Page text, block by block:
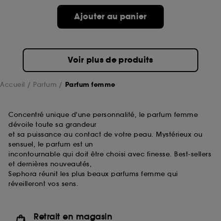
Ajouter au panier
Voir plus de produits
Accueil Parfum Parfum femme
Concentré unique d'une personnalité, le parfum femme
dévoile toute sa grandeur
et sa puissance au contact de votre peau. Mystérieux ou
sensuel, le parfum est un
incontournable qui doit être choisi avec finesse. Best-sellers
et dernières nouveautés,
Sephora réunit les plus beaux parfums femme qui
réveilleront vos sens.
Retrait en magasin
de ces cookies grâce au bouton "personnaliser mes
choix" ci-dessous ou décider de "tout accepter".
Sephora pourra associer les informations de
collectées ou générées lors de votre activité en ligne
ou en magasin. Pour refuser tous les cookies, cliques
sur "continuer sans accepter". Voous pouvez à tout
souhaitez obtenir plus d'information sur les cookies